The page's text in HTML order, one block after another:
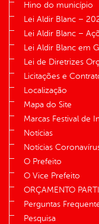
Hino do município
Lei Aldir Blanc –
Lei Aldir Blanc –
Lei Aldir Blanc em
Lei de Diretrizes
Licitações e
Localização
Mapa do Site
Marcas Festival de
Notícias
Notícias
O Prefeito
O Vice Prefeito
ORÇAMENTO
Perguntas
Pesquisa